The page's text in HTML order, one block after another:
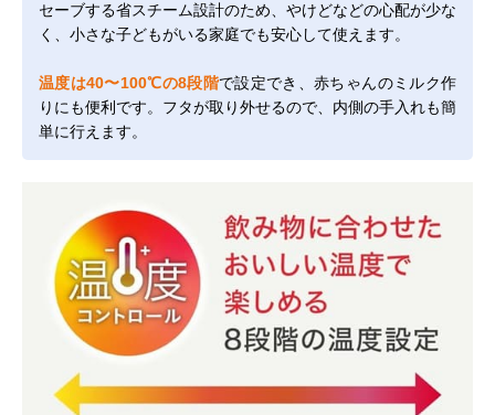
セーブする省スチーム設計のため、やけどなどの心配が少な
く、小さな子どもがいる家庭でも安心して使えます。
温度は40〜100℃の8段階で設定でき、赤ちゃんのミルク作
りにも便利です。フタが取り外せるので、内側の手入れも簡
単に行えます。